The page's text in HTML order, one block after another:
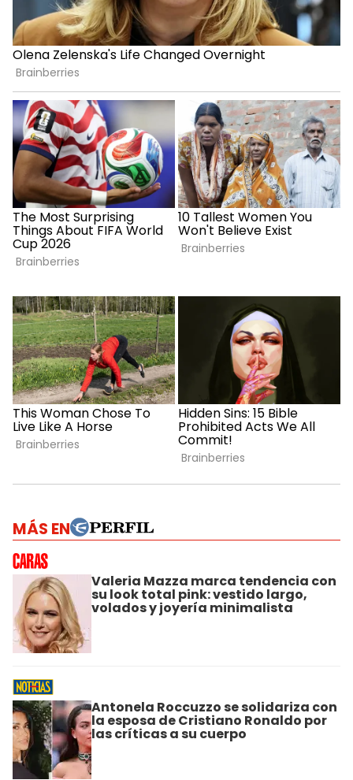
MÁS EN
Valeria Mazza marca tendencia con
su look total pink: vestido largo,
volados y joyería minimalista
Antonela Roccuzzo se solidariza con
la esposa de Cristiano Ronaldo por
las críticas a su cuerpo